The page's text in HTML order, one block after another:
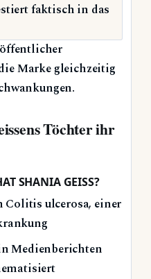
faktisch in das
Marke gleichzeitig
Töchter ihr
SHANIA GEISS?
Colitis ulcerosa, einer
Medienberichten